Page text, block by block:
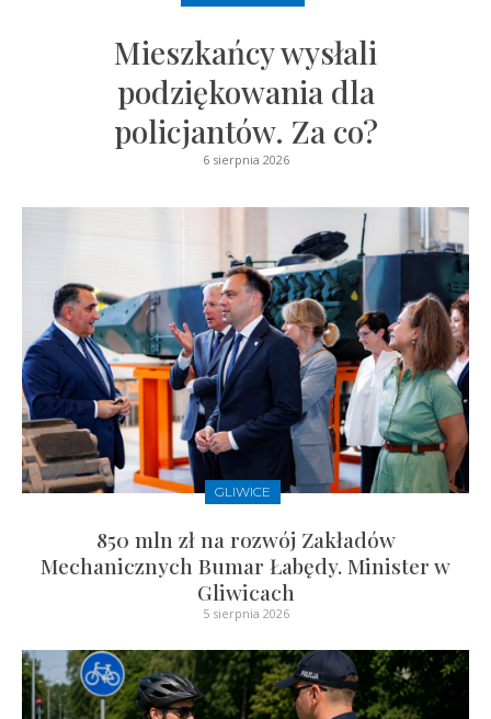
Mieszkańcy wysłali
podziękowania dla
policjantów. Za co?
6 sierpnia 2026
GLIWICE
850 mln zł na rozwój Zakładów
Mechanicznych Bumar Łabędy. Minister w
Gliwicach
5 sierpnia 2026